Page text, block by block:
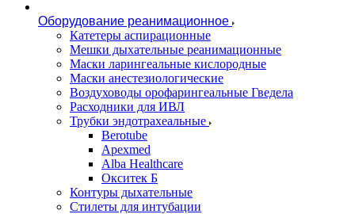
Оборудование реанимационное
Катетеры аспирационные
Мешки дыхательные реанимационные
Маски ларингеальные кислородные
Маски анестезиологические
Воздуховоды орофарингеальные Гведела
Расходники для ИВЛ
Трубки эндотрахеальные
Berotube
Apexmed
Alba Healthcare
Окситек Б
Контуры дыхательные
Стилеты для интубации